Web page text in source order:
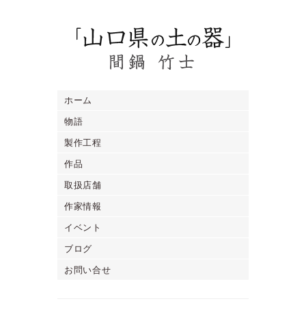
ホーム
物語
製作工程
作品
取扱店舗
作家情報
イベント
ブログ
お問い合せ